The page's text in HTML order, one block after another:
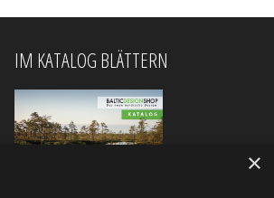
IM KATALOG BLÄTTERN
×